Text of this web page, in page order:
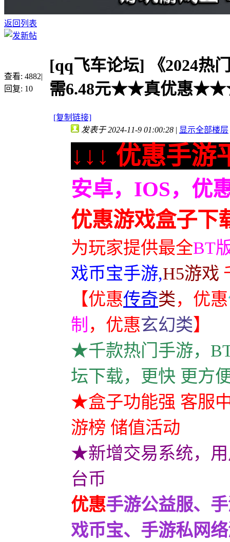
返回列表
查看: 4882|
回复: 10
[qq飞车论坛]
《2024热
需6.48元★★真优惠
[复制链接]
发表于 2024-11-9 01:00:28 | 显示全部楼层
↓↓↓ 优惠手游
安卓，IOS，优
优惠游戏盒子下
为玩家提供最全BT
戏币宝手游,H5游戏
【优惠传奇类， 优惠
制 ， 优惠玄幻类】
★千款热门手游，
坛下载，更快 更方
★盒子功能强 客服
游榜 储值活动
★新增交易系统，
台币
优惠手游公益服、
戏币宝、手游私网